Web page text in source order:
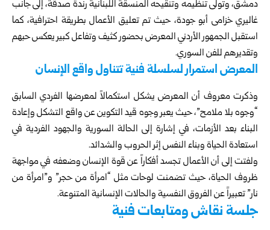
دمشق، وتولى تنظيمه وتنقيحه المنسقة اللبنانية رندة صدقة، إلى جانب
غاليري خزامى أبو جودة، حيث تم تعليق الأعمال بطريقة احترافية، كما
استقبل الجمهور الأردني المعرض بحضور كثيف وتفاعل كبير يعكس حبهم
وتقديرهم للفن السوري.
المعرض استمرار لسلسلة فنية تتناول واقع الإنسان
وذكرت معروف أن المعرض يشكل استكمالاً لمعرضها الفردي السابق
“وجوه بلا ملامح”، حيث يعبر وجوه قيد التكوين عن واقع التشكل وإعادة
البناء بعد الأزمات، في إشارة إلى الحالة السورية والجهود الفردية في
استعادة الحياة وبناء النفس إثر الحروب والشدائد.
ولفتت إلى أن الأعمال تجسد أفكاراً عن قوة الإنسان وضعفه في مواجهة
ظروف الحياة، حيث تضمنت لوحات مثل “امرأة من حجر” و”امرأة من
نار” تعبيراً عن الفروق النفسية والحالات الإنسانية المتنوعة.
جلسة نقاش ومتابعات فنية